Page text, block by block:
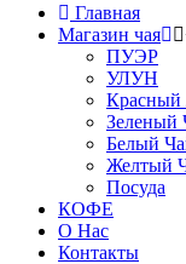
Главная
Магазин чая
ПУЭР
УЛУН
Красный
Зеленый
Белый
Желтый
Посуда
КОФЕ
О Нас
Контакты